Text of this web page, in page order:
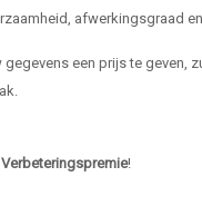
afwerkingsgraad
een prijs te geven,
!